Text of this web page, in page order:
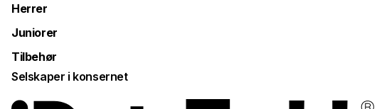
Herrer
Juniorer
Tilbehør
Selskaper i konsernet